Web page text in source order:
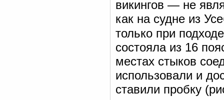
викингов — не
как на судне из
только при
состояла из 16
местах стыков
использовали и
ставили пробку